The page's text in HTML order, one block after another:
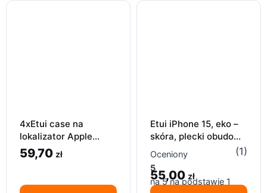
4xEtui case na
lokalizator Apple
airtag brelok etui
ochronne brązowe
59,70 zł
Etui iPhone 15, eko –
skóra, plecki obudowa
skórzana, pokrowiec
skórzany
Oceniony
5
na 5 na podstawie 1
(1)
55,00 zł